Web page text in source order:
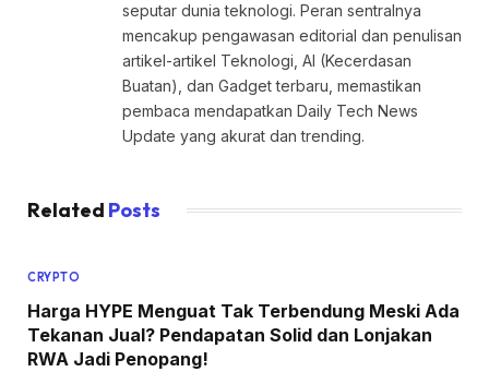
seputar dunia teknologi. Peran sentralnya
mencakup pengawasan editorial dan penulisan
artikel-artikel Teknologi, AI (Kecerdasan
Buatan), dan Gadget terbaru, memastikan
pembaca mendapatkan Daily Tech News
Update yang akurat dan trending.
Related Posts
CRYPTO
Harga HYPE Menguat Tak Terbendung Meski Ada
Tekanan Jual? Pendapatan Solid dan Lonjakan
RWA Jadi Penopang!